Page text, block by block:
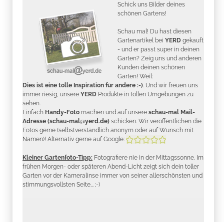
Schick uns Bilder deines
schönen Gartens!
Schau mal! Du hast diesen
Gartenartikel bei YERD gekauft
- und er passt super in deinen
Garten? Zeig uns und anderen
Kunden deinen schönen
Garten! Weil:
Dies ist eine tolle Inspiration für andere :-) . Und wir freuen uns
immer riesig, unsere YERD Produkte in tollen Umgebungen zu
sehen.
Einfach Handy-Foto machen und auf unsere schau-mal Mail-
Adresse (schau-mal@yerd.de) schicken. Wir veröffentlichen die
Fotos gerne (selbstverständlich anonym oder auf Wunsch mit
Namen)! Alternativ gerne auf Google:
Kleiner Gartenfoto-Tipp: Fotografiere nie in der Mittagssonne. Im
frühen Morgen- oder späteren Abend-Licht zeigt sich dein toller
Garten vor der Kameralinse immer von seiner allerschönsten und
stimmungsvollsten Seite... ;-)